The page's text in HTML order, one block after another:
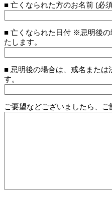
■ 亡くなられた方のお名前 (必
■ 亡くなられた日付 ※忌明後
たします。
■ 忌明後の場合は、戒名また
す。
ご要望などございましたら、ご